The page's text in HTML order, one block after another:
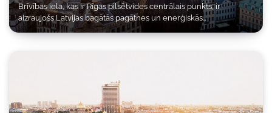
Brīvības iela, kas ir Rīgas pilsētvides centrālais punkts, ir
aizraujošs Latvijas bagātās pagātnes un enerģiskās…